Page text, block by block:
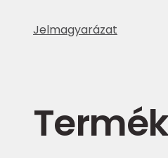
Jelmagyarázat